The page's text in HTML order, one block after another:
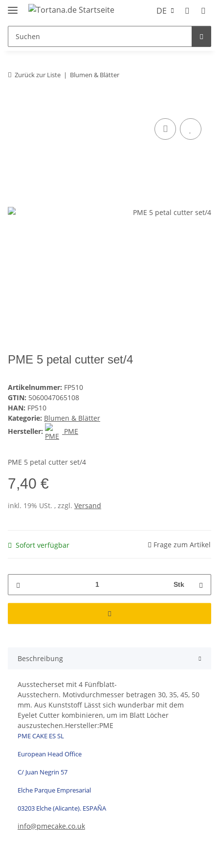
DE
Zurück zur Liste Blumen & Blätter
PME 5 petal cutter set/4
Artikelnummer: FP510
GTIN: 5060047065108
HAN: FP510
Kategorie: Blumen & Blätter
Hersteller:
PME
PME 5 petal cutter set/4
7,40 €
inkl. 19% USt. , zzgl. Versand
Sofort verfügbar Frage zum Artikel
Stk
Beschreibung
Ausstecherset mit 4 Fünfblatt-
Ausstechern. Motivdurchmesser betragen 30, 35, 45, 50
mm. Aus Kunststoff Lässt sich wunderbar mit dem
Eyelet Cutter kombinieren, um im Blatt Löcher
auszustechen.Hersteller:PME
PME CAKE ES SL
European Head Office
C/ Juan Negrin 57
Elche Parque Empresarial
03203 Elche (Alicante). ESPAÑA
info@pmecake.co.uk